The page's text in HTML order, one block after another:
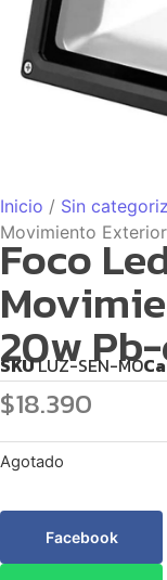
Inicio / Sin
Movimiento
Foco
20w
SKULUZ-SEN-MO
$18.390
Agotado
Facebook